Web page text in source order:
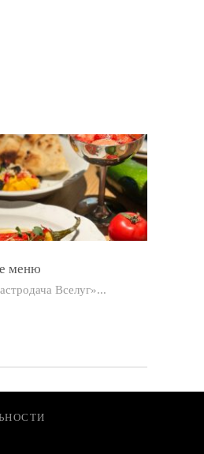
меню
Вселуг»...